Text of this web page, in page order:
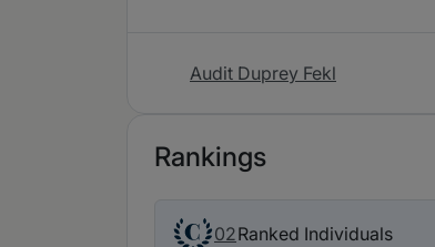
Audit Duprey Fekl
Rankings
02Ranked Individuals